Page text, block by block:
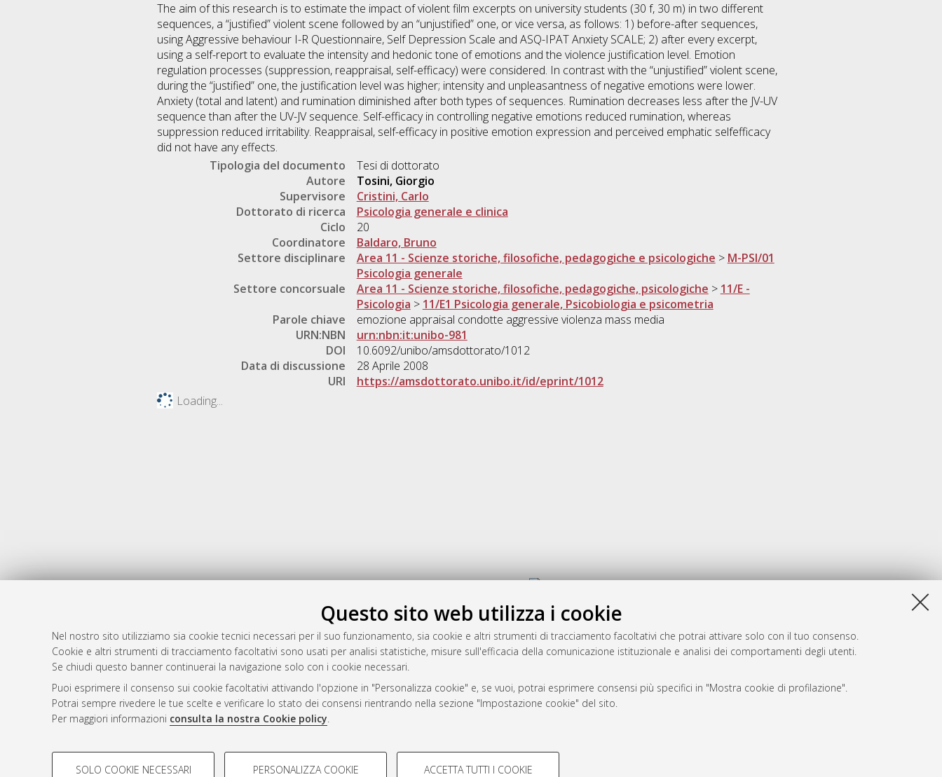
Questo sito web utilizza i cookie
Nel nostro sito utilizziamo sia cookie tecnici necessari per il suo funzionamento, sia cookie e altri strumenti di tracciamento facoltativi che potrai attivare solo con il tuo consenso.
Cookie e altri strumenti di tracciamento facoltativi sono usati per analisi statistiche, misure sull'efficacia della comunicazione istituzionale e analisi dei comportamenti degli utenti.
Se chiudi questo banner continuerai la navigazione solo con i cookie necessari.
Puoi esprimere il consenso sui cookie facoltativi attivando l'opzione in "Personalizza cookie" e, se vuoi, potrai esprimere consensi più specifici in "Mostra cookie di profilazione".
Potrai sempre rivedere le tue scelte e verificare lo stato dei consensi rientrando nella sezione "Impostazione cookie" del sito.
Per maggiori informazioni consulta la nostra Cookie policy.
COOKIE DI PROFILAZIONE - FACOLTATIVI COOKIE TECNICI - NECESSARI
SOLO COOKIE NECESSARI PERSONALIZZA COOKIE ACCETTA TUTTI I COOKIE
The aim of this research is to estimate the impact of violent film excerpts on university students (30 f, 30 m) in two different
sequences, a “justified” violent scene followed by an “unjustified” one, or vice versa, as follows: 1) before-after sequences,
using Aggressive behaviour I-R Questionnaire, Self Depression Scale and ASQ-IPAT Anxiety SCALE; 2) after every excerpt,
using a self-report to evaluate the intensity and hedonic tone of emotions and the violence justification level. Emotion
regulation processes (suppression, reappraisal, self-efficacy) were considered. In contrast with the “unjustified” violent scene,
during the “justified” one, the justification level was higher; intensity and unpleasantness of negative emotions were lower.
Anxiety (total and latent) and rumination diminished after both types of sequences. Rumination decreases less after the JV-UV
sequence than after the UV-JV sequence. Self-efficacy in controlling negative emotions reduced rumination, whereas
suppression reduced irritability. Reappraisal, self-efficacy in positive emotion expression and perceived emphatic selfefficacy
did not have any effects.
Tipologia del documento
Tesi di dottorato
Autore
Tosini, Giorgio
Supervisore
Cristini, Carlo
Dottorato di ricerca
Psicologia generale e clinica
Ciclo
20
Coordinatore
Baldaro, Bruno
Settore disciplinare
Area 11 - Scienze storiche, filosofiche, pedagogiche e psicologiche > M-PSI/01
Psicologia generale
Settore concorsuale
Area 11 - Scienze storiche, filosofiche, pedagogiche, psicologiche > 11/E -
Psicologia > 11/E1 Psicologia generale, Psicobiologia e psicometria
Parole chiave
emozione appraisal condotte aggressive violenza mass media
URN:NBN
urn:nbn:it:unibo-981
DOI
10.6092/unibo/amsdottorato/1012
Data di discussione
28 Aprile 2008
URI
https://amsdottorato.unibo.it/id/eprint/1012
Loading...
Atom
Rss 1.0
Rss 2.0
AMS Dottorato
ISSN: 2038-7946
Servizio implementato e gestito da
Impostazioni Cookie
Informativa sulla privacy
Condizioni d’uso del sito